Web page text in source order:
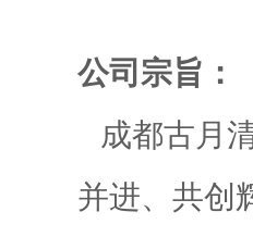
公司宗旨：
成都古月
并进、共创